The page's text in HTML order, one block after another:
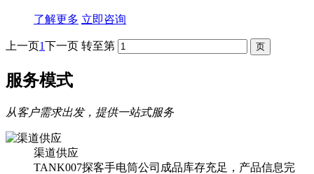
了解更多 立即咨询
上一页1下一页 转至第
服务模式
从客户需求出发，提供一站式服务
渠道供应
TANK007探客手电筒公司成品库存充足，产品信息完